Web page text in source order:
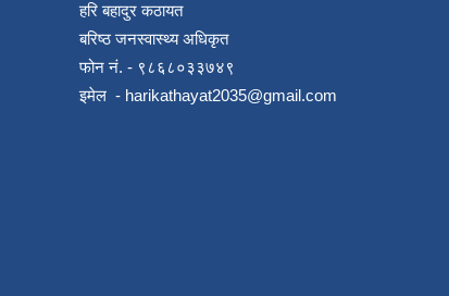
हरि बहादुर कठायत
बरिष्ठ जनस्वास्थ्य अधिकृत
फोन नं. - ९८६८०३३७४९
इमेल - harikathayat2035@gmail.com